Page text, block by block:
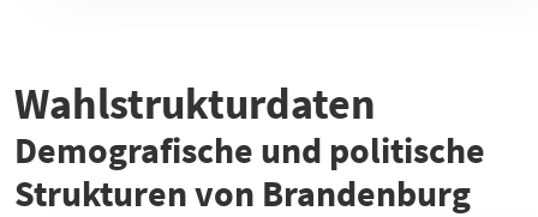
Wahlstrukturdaten
Demografische und politische
Strukturen von Brandenburg